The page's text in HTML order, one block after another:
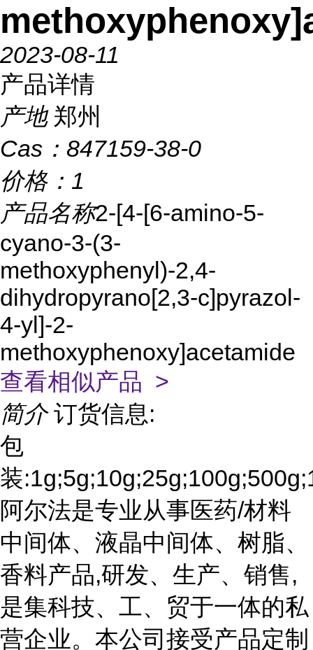
2023-08-11
产品详情
产地 郑州
Cas： 847159-38-0
价格： 1
产品名称2-[4-[6-amino-5-
cyano-3-(3-
methoxyphenyl)-2,4-
dihydropyrano[2,3-c]pyrazol-
4-yl]-2-
methoxyphenoxy]acetamide
查看相似产品 >
简介 订货信息:
包
装
阿尔法是专业从事医药/材料
中间体、液晶中间体、树脂、
香料产品,研发、生产、销售,
是集科技、工、贸于一体的私
营企业。本公司接受产品定制